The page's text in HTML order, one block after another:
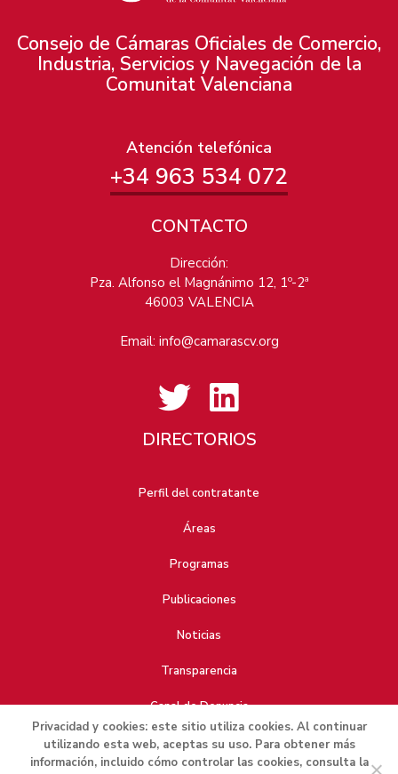
Consejo de Cámaras Oficiales de Comercio,
Industria, Servicios y Navegación de la
Comunitat Valenciana
Atención telefónica
+34 963 534 072
CONTACTO
Dirección:
Pza. Alfonso el Magnánimo 12, 1º-2ª
46003 VALENCIA
Email: info@camarascv.org
DIRECTORIOS
Perfil del contratante
Áreas
Programas
Publicaciones
Noticias
Transparencia
Canal de Denuncia
Privacidad y cookies: este sitio utiliza cookies. Al continuar
utilizando esta web, aceptas su uso. Para obtener más
información, incluido cómo controlar las cookies, consulta la